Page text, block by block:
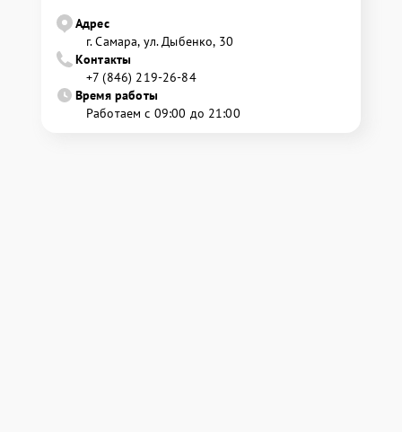
Адрес
г. Самара, ул. Дыбенко, 30
Контакты
+7 (846) 219-26-84
Время работы
Работаем с 09:00 до 21:00